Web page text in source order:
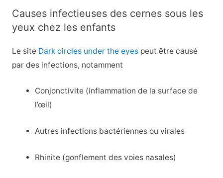
Causes infectieuses des cernes sous les
yeux chez les enfants
Le site Dark circles under the eyespeut être causé
par des infections, notamment
Conjonctivite (inflammation de la surface de
l’œil)
Autres infections bactériennes ou virales
Rhinite (gonflement des voies nasales)